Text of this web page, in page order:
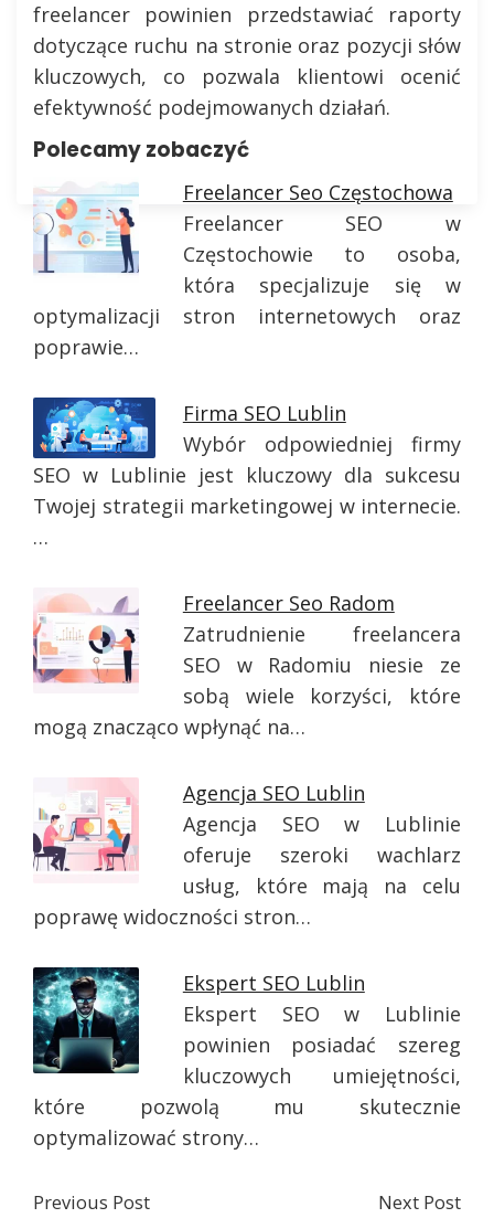
freelancer powinien przedstawiać raporty
dotyczące ruchu na stronie oraz pozycji słów
kluczowych, co pozwala klientowi ocenić
efektywność podejmowanych działań.
Polecamy zobaczyć
Freelancer Seo Częstochowa
Freelancer SEO w
Częstochowie to osoba,
która specjalizuje się w
optymalizacji stron internetowych oraz
poprawie…
Firma SEO Lublin
Wybór odpowiedniej firmy
SEO w Lublinie jest kluczowy dla sukcesu
Twojej strategii marketingowej w internecie.
…
Freelancer Seo Radom
Zatrudnienie freelancera
SEO w Radomiu niesie ze
sobą wiele korzyści, które
mogą znacząco wpłynąć na…
Agencja SEO Lublin
Agencja SEO w Lublinie
oferuje szeroki wachlarz
usług, które mają na celu
poprawę widoczności stron…
Ekspert SEO Lublin
Ekspert SEO w Lublinie
powinien posiadać szereg
kluczowych umiejętności,
które pozwolą mu skutecznie
optymalizować strony…
Previous Post Next Post